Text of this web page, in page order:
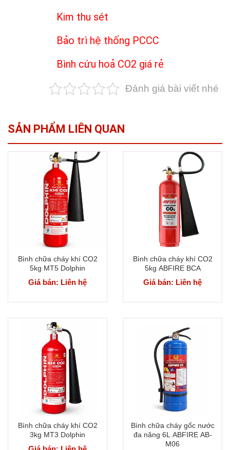
Kim thu sét
Bảo trì hệ thống PCCC
Bình cứu hoả CO2 giá rẻ
Đánh giá bài viết nhé
SẢN PHẨM LIÊN QUAN
Bình chữa cháy khí CO2
5kg MT5 Dolphin
Giá bán: Liên hệ
Bình chữa cháy khí CO2
5kg ABFIRE BCA
Giá bán: Liên hệ
Bình chữa cháy khí CO2
3kg MT3 Dolphin
Bình chữa cháy gốc nước
đa năng 6L ABFIRE AB-
M06